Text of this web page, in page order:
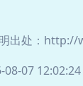
出处：
08-07 12:02:24